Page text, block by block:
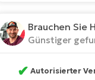
Brauchen Sie
Günstiger
✔ Autorisierter